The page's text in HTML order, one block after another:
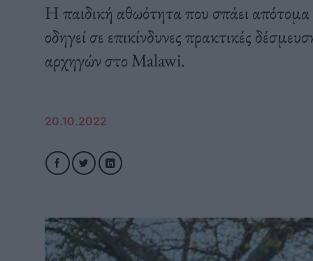
Η παιδική αθωότητα που σπάει
οδηγεί σε επικίνδυνες πρακτικές
αρχηγών στο Malawi.
20.10.2022